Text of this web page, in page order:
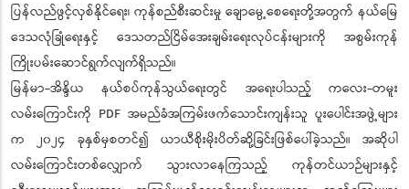
ပြန်လည်ဖွင့်လှစ်နိုင်ရေး၊ ကုန်စည်စီးဆင်းမှု ချောမွေ့စေရေးတို့အတွက် နယ်မြေ
ဒေသလုံခြုံရေးနှင့် ဒေသတည်ငြိမ်အေးချမ်းရေးလုပ်ငန်းများကို အစွမ်းကုန်
ကြိုးပမ်းဆောင်ရွက်လျက်ရှိသည်။
မြန်မာ-အိန္ဒိယ နယ်စပ်ကုန်သွယ်ရေးတွင် အရေးပါသည့် ကလေး-တမူး
လမ်းကြောင်းကို PDF အမည်ခံအကြမ်းဖက်သောင်းကျန်းသူ ပူးပေါင်းအဖွဲ့များ
က ၂၀၂၄ ခုနှစ်မှစတင်၍ ယာယီစိုးမိုးပိတ်ဆို့ခြင်းဖြစ်ပေါ်ခဲ့သည်။ အဆိုပါ
လမ်းကြောင်းတစ်လျှောက် သွားလာနေကြသည့် ကုန်တင်ယာဉ်များနှင့်